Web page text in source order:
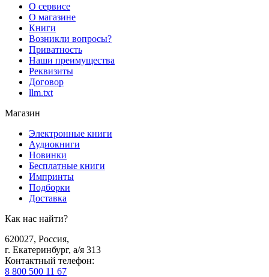
О сервисе
О магазине
Книги
Возникли вопросы?
Приватность
Наши преимущества
Реквизиты
Договор
llm.txt
Магазин
Электронные книги
Аудиокниги
Новинки
Бесплатные книги
Импринты
Подборки
Доставка
Как нас найти?
620027, Россия,
г. Екатеринбург, а/я 313
Контактный телефон:
8 800 500 11 67